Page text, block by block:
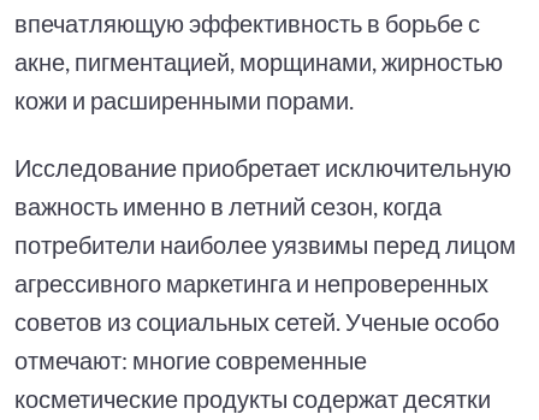
впечатляющую эффективность в борьбе с
акне, пигментацией, морщинами, жирностью
кожи и расширенными порами.
Исследование приобретает исключительную
важность именно в летний сезон, когда
потребители наиболее уязвимы перед лицом
агрессивного маркетинга и непроверенных
советов из социальных сетей. Ученые особо
отмечают: многие современные
косметические продукты содержат десятки